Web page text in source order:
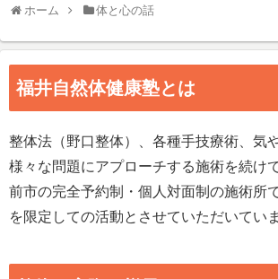
ホーム 体と心の話
福井自然体健康塾とは
整体法（野口整体）、各種手技療術、気
様々な問題にアプローチする施術を続け
前市の完全予約制・個人対面制の施術所
を限定しての活動とさせていただいていま